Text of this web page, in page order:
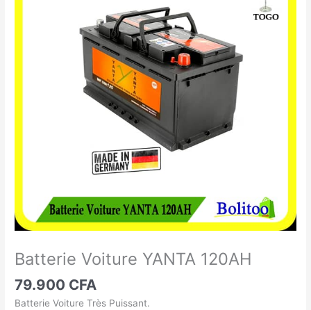
Batterie Voiture YANTA 120AH
79.900 CFA
Batterie Voiture Très Puissant.